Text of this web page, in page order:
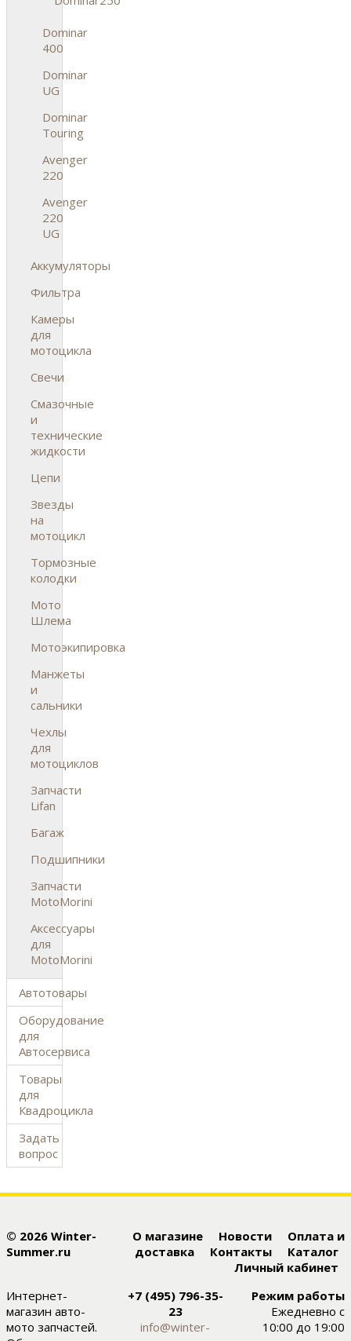
Dominar
400
Dominar
UG
Dominar
Touring
Avenger
220
Avenger
220
UG
Аккумуляторы
Фильтра
Камеры
для
мотоцикла
Свечи
Смазочные
и
технические
жидкости
Цепи
Звезды
на
мотоцикл
Тормозные
колодки
Мото
Шлема
Мотоэкипировка
Манжеты
и
сальники
Чехлы
для
мотоциклов
Запчасти
Lifan
Багаж
Подшипники
Запчасти
MotoMorini
Аксессуары
для
MotoMorini
Автотовары
Оборудование
для
Автосервиса
Товары
для
Квадроцикла
Задать
вопрос
О магазине Новости
Оплата и
доставка
Контакты
Каталог
Личный кабинет
© 2026 Winter-
Summer.ru
Интернет-
магазин авто-
мото запчастей.
+7 (495) 796-35-
23
info@winter-
Режим работы
Ежедневно с
10:00 до 19:00